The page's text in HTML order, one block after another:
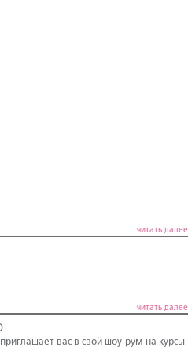
читать далее
читать далее
вас в свой шоу-рум на курсы